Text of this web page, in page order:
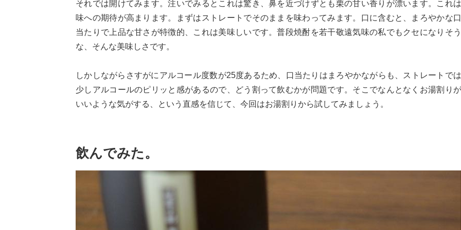
それでは開けてみます。注いでみるとこれは驚き、鼻を近づけずとも栗の甘い香りが漂います。これは
味への期待が高まります。まずはストレートでそのままを味わってみます。口に含むと、まろやかな口
当たりで上品な甘さが特徴的、これは美味しいです。普段焼酎を若干敬遠気味の私でもクセになりそう
な、そんな美味しさです。
しかしながらさすがにアルコール度数が25度あるため、口当たりはまろやかながらも、ストレートでは
少しアルコールのピリッと感があるので、どう割って飲むかが問題です。そこでなんとなくお湯割りが
いいような気がする、という直感を信じて、今回はお湯割りから試してみましょう。
飲んでみた。